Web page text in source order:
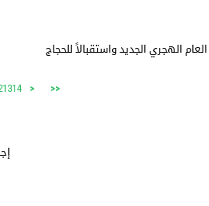
الهجري الجديد واستقبالاً للحجاج
<<
<
1314